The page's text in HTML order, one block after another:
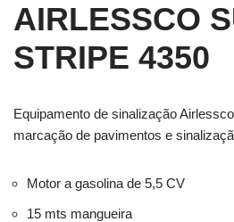
AIRLESSCO
STRIPE 4350
Equipamento de sinalização
marcação de pavimentos e
Motor a gasolina de 5,5 CV
15 mts mangueira